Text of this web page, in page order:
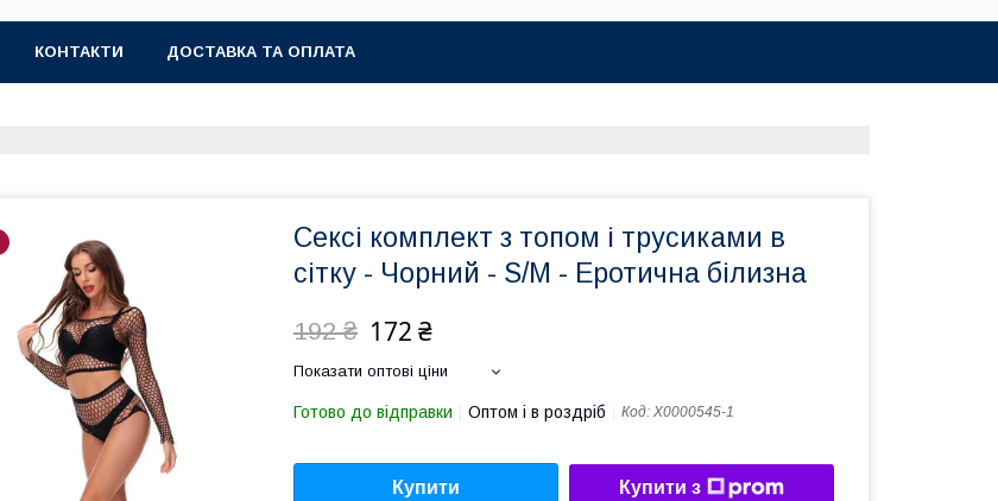
КОНТАКТИ ДОСТАВКА ТА ОПЛАТА
Сексі комплект з топом і трусиками в
сітку - Чорний - S/М - Еротична білизна
192 ₴ 172 ₴
Показати оптові ціни
Готово до відправки Оптом і в роздріб Код: X0000545-1
Купити Купити з